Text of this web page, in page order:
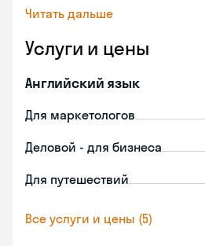
Читать дальше
Услуги и цены
Английский язык
Для маркетологов
Деловой - для бизнеса
Для путешествий
Все услуги и цены (5)